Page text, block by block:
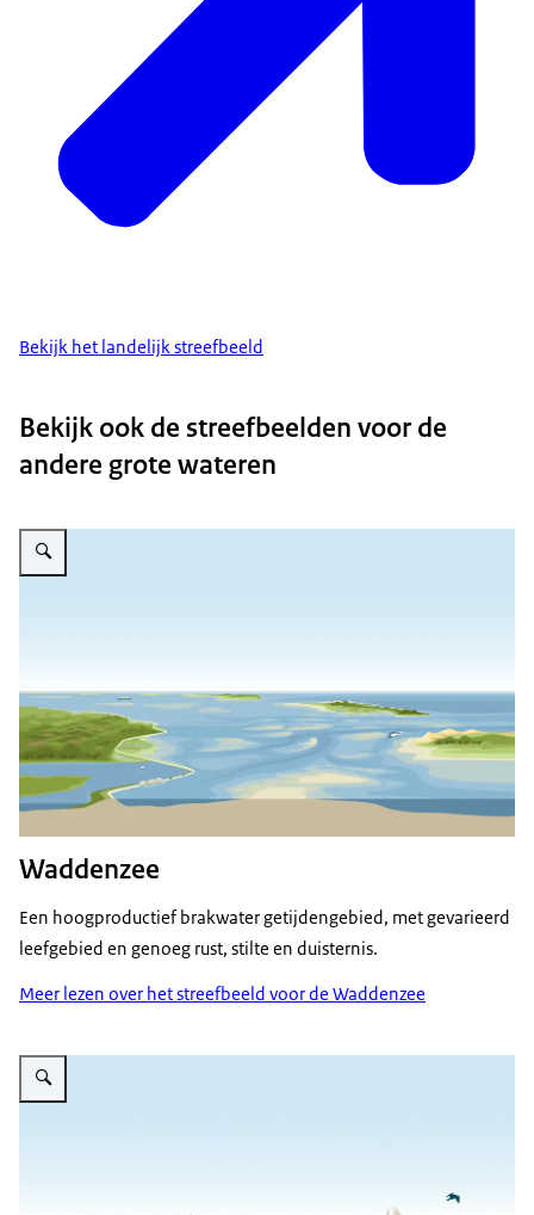
Bekijk het landelijk streefbeeld
Bekijk ook de streefbeelden voor de
andere grote wateren
Vergroot afbeelding Een schets van de Waddenzee in het streefbeeld,
Waddenzee
Een hoogproductief brakwater getijdengebied, met gevarieerd
leefgebied en genoeg rust, stilte en duisternis.
Meer lezen over het streefbeeld voor de Waddenzee
Vergroot afbeelding Een schets van het IJsselmeergebied in het